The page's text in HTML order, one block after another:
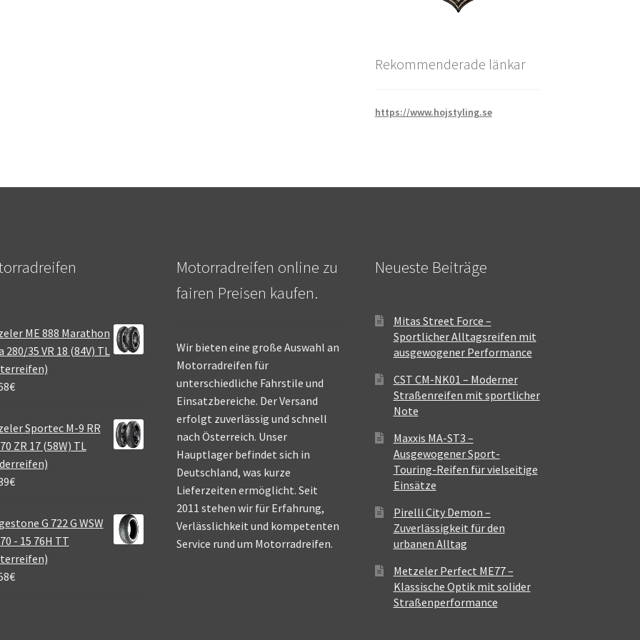
Rekommenderade länkar
https://www.hojstyling.se
ME 888 Marathon
280/35 VR 18 (84V) TL
€
Sportec M-9 RR
ZR 17 (58W) TL
€
G 722 G WSW
- 15 76H TT
€
Motorradreifen online zu
fairen Preisen kaufen.
Wir bieten eine große Auswahl an
Motorradreifen für
unterschiedliche Fahrstile und
Einsatzbereiche. Der Versand
erfolgt zuverlässig und schnell
nach Österreich. Unser
Hauptlager befindet sich in
Deutschland, was kurze
Lieferzeiten ermöglicht. Seit
2011 stehen wir für Erfahrung,
Verlässlichkeit und kompetenten
Service rund um Motorradreifen.
Neueste Beiträge
Mitas Street Force –
Sportlicher Alltagsreifen mit
ausgewogener Performance
CST CM-NK01 – Moderner
Straßenreifen mit sportlicher
Note
Maxxis MA-ST3 –
Ausgewogener Sport-
Touring-Reifen für vielseitige
Einsätze
Pirelli City Demon –
Zuverlässigkeit für den
urbanen Alltag
Metzeler Perfect ME77 –
Klassische Optik mit solider
Straßenperformance